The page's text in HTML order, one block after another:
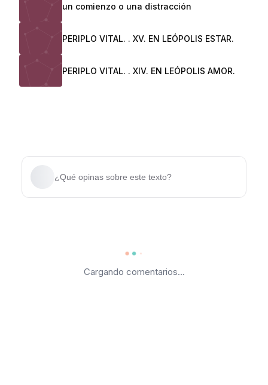
un comienzo o una distracción
PERIPLO VITAL. . XV. EN LEÓPOLIS ESTAR.
PERIPLO VITAL. . XIV. EN LEÓPOLIS AMOR.
¿Qué opinas sobre este texto?
Cargando comentarios...